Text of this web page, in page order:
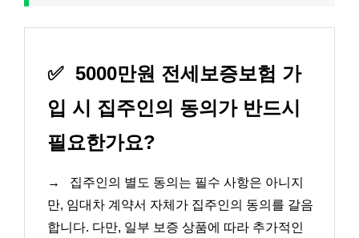
✅ 5000만원 전세보증보험 가
입 시 집주인의 동의가 반드시
필요한가요?
→
집주인의 별도 동의는 필수 사항은 아니지
만, 임대차 계약서 자체가 집주인의 동의를 갈음
합니다. 다만, 일부 보증 상품에 따라 추가적인